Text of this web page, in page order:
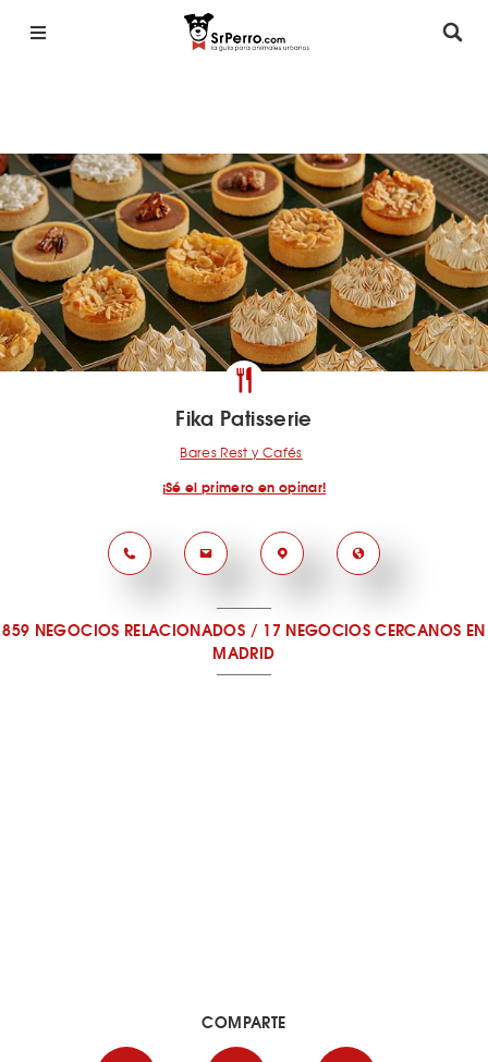
Fika Patisserie
Bares Rest y Cafés
¡Sé el primero en opinar!
859 NEGOCIOS RELACIONADOS / 17 NEGOCIOS CERCANOS EN
MADRID
COMPARTE